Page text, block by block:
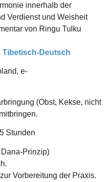
innerhalb der
Verdienst und Weisheit
von Ringu Tulku
Deutsch
e-
(Obst, Kekse, nicht
Stunden
Prinzip)
Vorbereitung der Praxis.